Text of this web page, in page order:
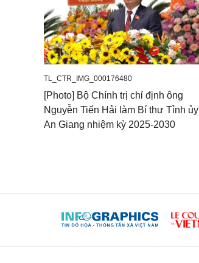
TL_CTR_IMG_000176480
[Photo] Bộ Chính trị chỉ định ông
Nguyễn Tiến Hải làm Bí thư Tỉnh ủy
An Giang nhiệm kỳ 2025-2030